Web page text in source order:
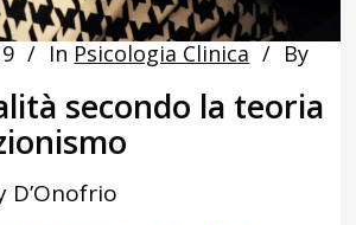
In Psicologia Clinica By
secondo la teoria
D’Onofrio